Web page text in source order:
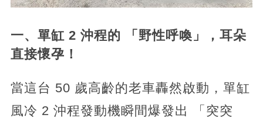
一、單缸 2 沖程的 「野性呼喚」，耳朵
直接懷孕！
當這台 50 歲高齡的老車轟然啟動，單缸
風冷 2 沖程發動機瞬間爆發出 「突突